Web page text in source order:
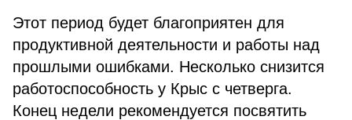
Этот период будет благоприятен для
продуктивной деятельности и работы над
прошлыми ошибками. Несколько снизится
работоспособность у Крыс с четверга.
Конец недели рекомендуется посвятить